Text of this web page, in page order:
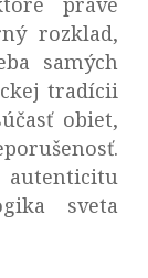
rozklad,
samých
tradícii
obiet,
sveta